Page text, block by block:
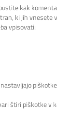
kak
ki jih vnesete
vpisovati:
štiri piškotke v